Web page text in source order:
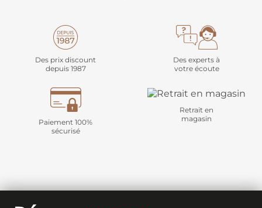
Des prix discount
depuis 1987
Des experts à
votre écoute
Paiement 100%
sécurisé
Retrait en
magasin